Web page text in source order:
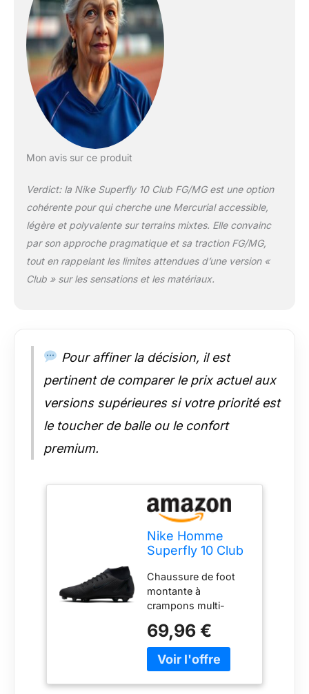
Mon avis sur ce produit
Verdict: la Nike Superfly 10 Club FG/MG est une option
cohérente pour qui cherche une Mercurial accessible,
légère et polyvalente sur terrains mixtes. Elle convainc
par son approche pragmatique et sa traction FG/MG,
tout en rappelant les limites attendues d’une version «
Club » sur les sensations et les matériaux.
Pour affiner la décision, il est
pertinent de comparer le prix actuel aux
versions supérieures si votre priorité est
le toucher de balle ou le confort
premium.
Nike Homme
Superfly 10 Club
Shoe,
Black/Black-
Deep Jungle, 38
EU
Chaussure de foot
montante à
crampons multi-
Mercurial Superfly 10
Club
69,96 €